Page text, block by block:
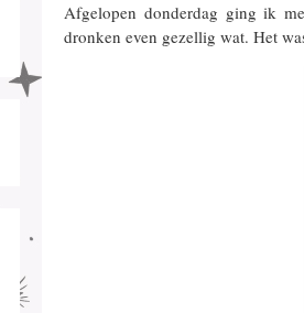
Afgelopen donderdag ging ik
dronken even gezellig wat. Het